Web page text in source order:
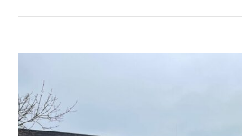
pagina)